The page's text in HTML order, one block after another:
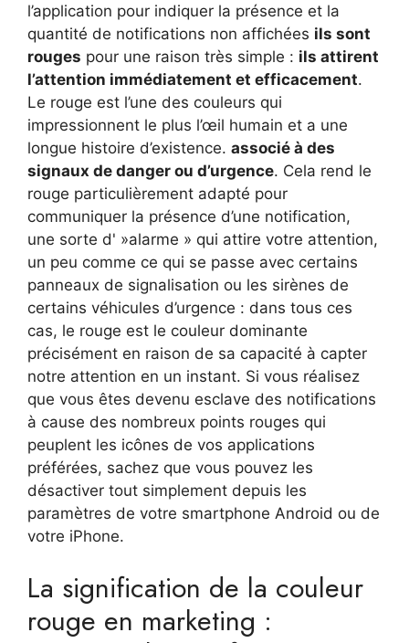
l’application pour indiquer la présence et la
quantité de notifications non affichées ils sont
rouges pour une raison très simple : ils attirent
l’attention immédiatement et efficacement.
Le rouge est l’une des couleurs qui
impressionnent le plus l’œil humain et a une
longue histoire d’existence. associé à des
signaux de danger ou d’urgence. Cela rend le
rouge particulièrement adapté pour
communiquer la présence d’une notification,
une sorte d' »alarme » qui attire votre attention,
un peu comme ce qui se passe avec certains
panneaux de signalisation ou les sirènes de
certains véhicules d’urgence : dans tous ces
cas, le rouge est le couleur dominante
précisément en raison de sa capacité à capter
notre attention en un instant. Si vous réalisez
que vous êtes devenu esclave des notifications
à cause des nombreux points rouges qui
peuplent les icônes de vos applications
préférées, sachez que vous pouvez les
désactiver tout simplement depuis les
paramètres de votre smartphone Android ou de
votre iPhone.
La signification de la couleur
rouge en marketing :